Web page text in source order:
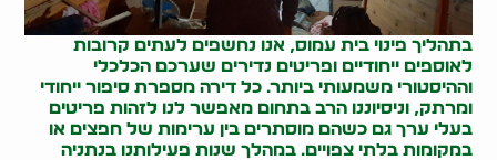
בתהליך פינוי בית עמוס, אנו נחשפים לעתים קרובות
לאוספים ייחודיים ופריטים נדירים שערכם הכלכלי
וההיסטורי משמעותי ביותר. כל דירה מספרת סיפור ייחודי
ומרתק, וניסיוננו הרב בתחום מאפשר לנו לזהות פריטים
בעלי ערך גם כשהם מוסתרים בין ערימות של חפצים או
במקומות בלתי צפויים. במהלך שנות פעילותנו בנתניה